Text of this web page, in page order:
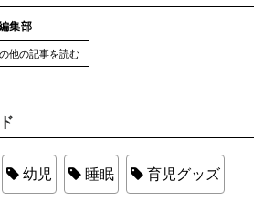
集部
他の記事を読む
幼児 睡眠 育児グッズ